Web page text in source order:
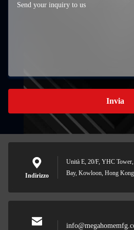
Invia
Indirizzo
Unità E, 20/F, YHC
Bay, Kowloon, Hong